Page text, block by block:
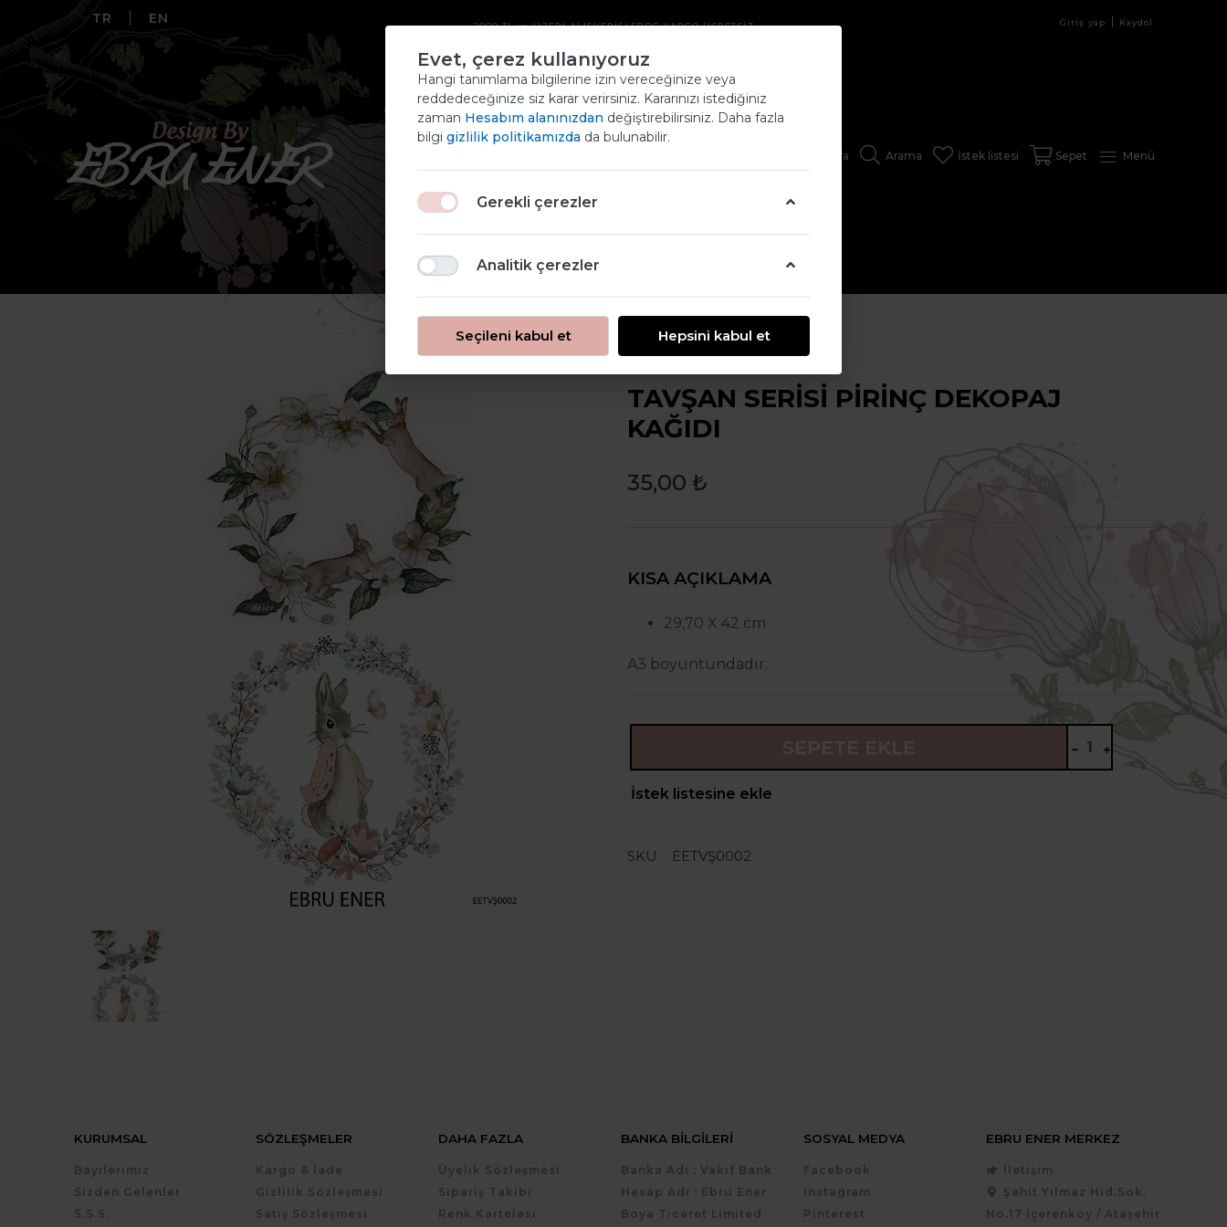
TR EN 2000 TL ve ÜZERİ ALIŞVERİŞLERDE KARGO ÜCRETSİZ Giriş yap Kaydol
TAVŞAN SERİSİ
PİRİNÇ DEKOPAJ
ANASAYFA
PİRİNÇ DEKOPAJ
TAVŞAN SERİSİ PİRİNÇ DEKOPAJ
TAVŞAN SERİSİ PİRİNÇ DEKOPAJ KAĞIDI
Menü
Anasayfa Arama İstek listesi Sepet
TAVŞAN SERİSİ PİRİNÇ DEKOPAJ
KAĞIDI
35,00 ₺
KISA AÇIKLAMA
29,70 X 42 cm
A3 boyuntundadır.
İstek listesine ekle
SKU EETVŞ0002
KURUMSAL
Bayilerimiz
Sizden Gelenler
S.S.S.
SÖZLEŞMELER
Kargo & İade
Gizlilik Sözleşmesi
Satış Sözleşmesi
DAHA FAZLA
Üyelik Sözleşmesi
Sipariş Takibi
Renk Kartelası
BANKA BILGILERI
Banka Adı : Vakıf Bank
Hesap Adı : Ebru Ener
Boya Ticaret Limited
SOSYAL MEDYA
Facebook
Instagram
Pinterest
EBRU ENER MERKEZ
İletişim
Şehit Yılmaz Hıd.Sok.
No.17 İçerenköy / Ataşehir
Evet, çerez kullanıyoruz
Hangi tanımlama bilgilerine izin vereceğinize veya
reddedeceğinize siz karar verirsiniz. Kararınızı istediğiniz
zaman Hesabım alanınızdan değiştirebilirsiniz. Daha fazla
bilgi gizlilik politikamızda da bulunabilir.
Gerekli çerezler
Analitik çerezler
Seçileni kabul et Hepsini kabul et